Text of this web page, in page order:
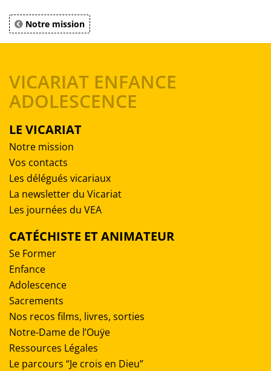
Notre mission
VICARIAT ENFANCE
ADOLESCENCE
LE VICARIAT
Notre mission
Vos contacts
Les délégués vicariaux
La newsletter du Vicariat
Les journées du VEA
CATÉCHISTE ET ANIMATEUR
Se Former
Enfance
Adolescence
Sacrements
Nos recos films, livres, sorties
Notre-Dame de l’Ouÿe
Ressources Légales
Le parcours “Je crois en Dieu”